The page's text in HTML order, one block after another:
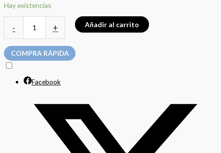
Hay existencias
- + Añadir al carrito
COMPRA RÁPIDA
Facebook